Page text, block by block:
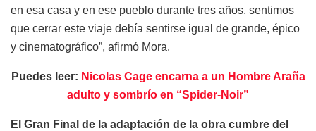
en esa casa y en ese pueblo durante tres años, sentimos
que cerrar este viaje debía sentirse igual de grande, épico
y cinematográfico”, afirmó Mora.
Puedes leer: Nicolas Cage encarna a un Hombre Araña
adulto y sombrío en “Spider-Noir”
El Gran Final de la adaptación de la obra cumbre del